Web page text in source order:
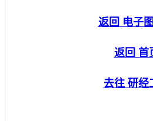
返回 电子
返回 首
去往 研经